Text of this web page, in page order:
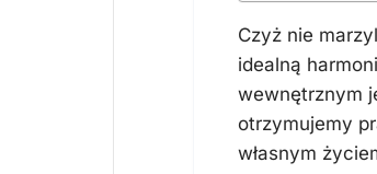
Czyż nie
idealną
wewnętrznym
otrzymujemy
własnym